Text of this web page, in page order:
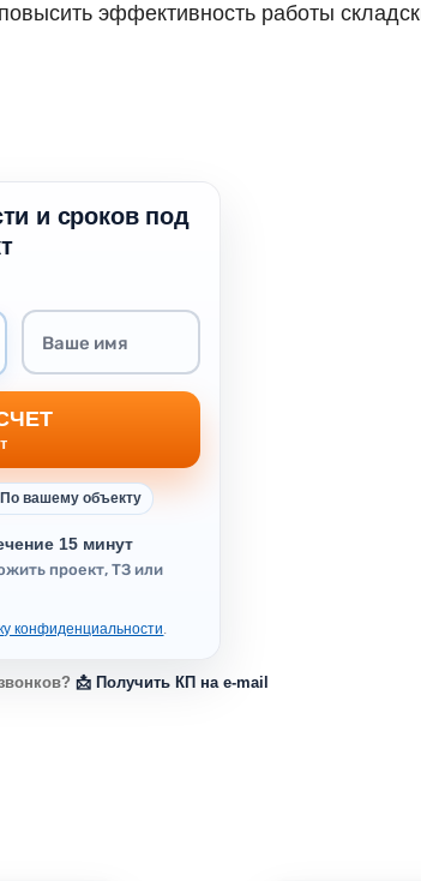
эффективность работы
и сроков под
вашему объекту
15 минут
проект, ТЗ или
конфиденциальности.
📩 Получить КП на e-mail